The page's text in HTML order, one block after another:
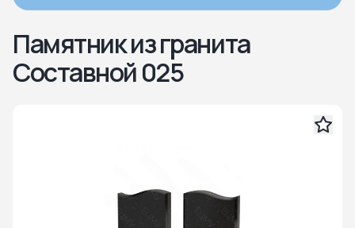
Памятник из гранита
Составной 025